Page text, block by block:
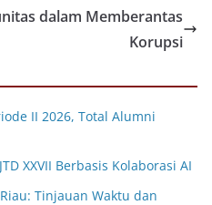
dalam Memberantas
Korupsi
II 2026, Total Alumni
XXVII Berbasis Kolaborasi AI
Tinjauan Waktu dan